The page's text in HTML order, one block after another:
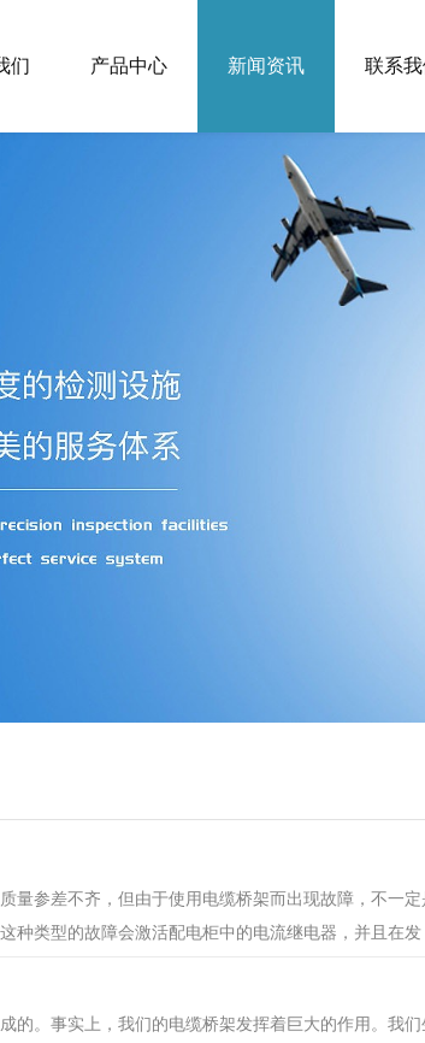
们 产品中心 新闻资讯 联系
量参差不齐，但由于使用电缆桥架而出现故障，不一
种类型的故障会激活配电柜中的电流继电器，并且在发
。事实上，我们的电缆桥架发挥着巨大的作用。我们